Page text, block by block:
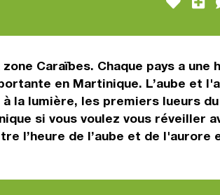
Caraïbes. Chaque pays a une
en Martinique. L’aube et
la lumière, les premiers lueurs
si vous voulez vous réveiller
l’heure de l’aube et de l'aurore